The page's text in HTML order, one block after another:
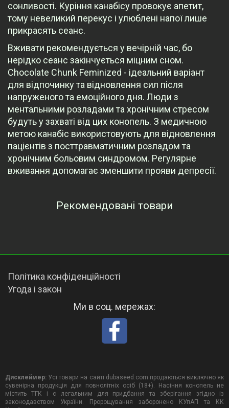
сонливості. Куріння канабісу провокує апетит,
тому невеликий перекус і улюблені напої лише
прикрасять сеанс.
Вживати рекомендується у вечірній час, бо
нерідко сеанс закінчується міцним сном.
Chocolate Chunk Feminized - ідеальний варіант
для відпочинку та відновлення сил після
напруженого та емоційного дня. Люди з
ментальними розладами та хронічним стресом
будуть у захваті від цих конопель. З медичною
метою канабіс використовують для відновлення
пацієнтів з посттравматичним розладом та
хронічним больовим синдромом. Регулярне
вживання допомагає зменшити прояви депресії.
Рекомендовані товари
Політика конфіденційності
Угода і закон
Ми в соц. мережах:
Дисклеймер: Усі товари на сайті dubaseed.com продаються виключно як
сувенірна продукція для повнолітніх осіб (18+). Насіння конопель не
містить ТГК і є легальним для придбання та зберігання згідно із
законодавством України. Пророщування заборонено КУпАП та КК